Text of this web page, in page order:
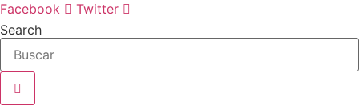
Facebook
Twitter
Search